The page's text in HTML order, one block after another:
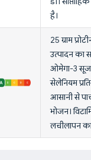
है।
25 ग्राम
उत्पादन का
ओमेगा-3
सेलेनियम
आसानी से
भोजन।
लचीलापन